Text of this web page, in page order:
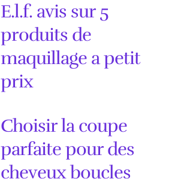
E.l.f. avis sur 5
produits de
maquillage a petit
prix
Choisir la coupe
parfaite pour des
cheveux boucles